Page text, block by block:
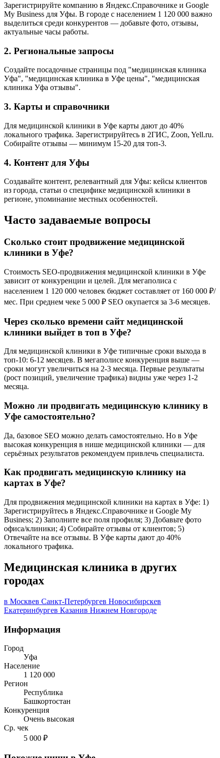
Зарегистрируйте компанию в Яндекс.Справочнике и Google
My Business для Уфы. В городе с населением 1 120 000 важно
выделиться среди конкурентов — добавьте фото, отзывы,
актуальные часы работы.
2. Региональные запросы
Создайте посадочные страницы под "медицинская клиника
Уфа", "медицинская клиника в Уфе цены", "медицинская
клиника Уфа отзывы".
3. Карты и справочники
Для медицинской клиники в Уфе карты дают до 40%
локального трафика. Зарегистрируйтесь в 2ГИС, Zoon, Yell.ru.
Собирайте отзывы — минимум 15-20 для топ-3.
4. Контент для Уфы
Создавайте контент, релевантный для Уфы: кейсы клиентов
из города, статьи о специфике медицинской клиники в
регионе, упоминание местных особенностей.
Часто задаваемые вопросы
Сколько стоит продвижение медицинской
клиники в Уфе?
Стоимость SEO-продвижения медицинской клиники в Уфе
зависит от конкуренции и целей. Для мегаполиса с
населением 1 120 000 человек бюджет составляет от 160 000 ₽/
мес. При среднем чеке 5 000 ₽ SEO окупается за 3-6 месяцев.
Через сколько времени сайт медицинской
клиники выйдет в топ в Уфе?
Для медицинской клиники в Уфе типичные сроки выхода в
топ-10: 6-12 месяцев. В мегаполисе конкуренция выше —
сроки могут увеличиться на 2-3 месяца. Первые результаты
(рост позиций, увеличение трафика) видны уже через 1-2
месяца.
Можно ли продвигать медицинскую клинику в
Уфе самостоятельно?
Да, базовое SEO можно делать самостоятельно. Но в Уфе
высокая конкуренция в нише медицинской клиники — для
серьёзных результатов рекомендуем привлечь специалиста.
Как продвигать медицинскую клинику на
картах в Уфе?
Для продвижения медицинской клиники на картах в Уфе: 1)
Зарегистрируйтесь в Яндекс.Справочнике и Google My
Business; 2) Заполните все поля профиля; 3) Добавьте фото
офиса/клиники; 4) Собирайте отзывы от клиентов; 5)
Отвечайте на все отзывы. В Уфе карты дают до 40%
локального трафика.
Медицинская клиника в других
городах
в Москвев Санкт-Петербургев Новосибирскев
Екатеринбургев Казанив Нижнем Новгороде
Информация
Город
Уфа
Население
1 120 000
Регион
Республика
Башкортостан
Конкуренция
Очень высокая
Ср. чек
5 000 ₽